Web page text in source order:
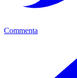
Commenta